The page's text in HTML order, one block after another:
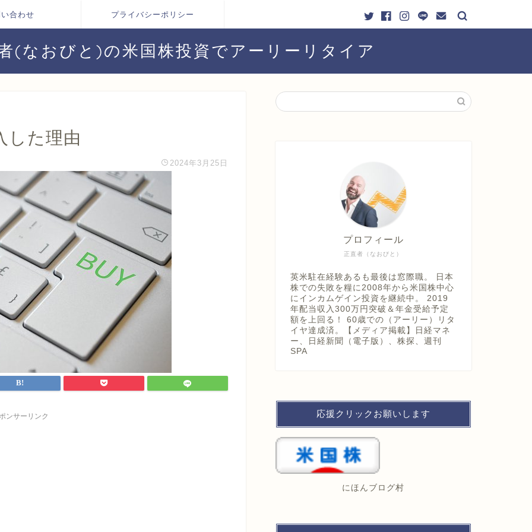
合わせ プライバシーポリシー
(なおびと)の米国株投資でアーリーリタイア
した理由
2024年3月25日
ンサーリンク
正直者（なおびと）
プロフィール
英米駐在経験あるも最後は窓際職。 日本
株での失敗を糧に2008年から米国株中心
にインカムゲイン投資を継続中。 2019
年配当収入300万円突破＆年金受給予定
額を上回る！ 60歳での（アーリー）リタ
イヤ達成済。【メディア掲載】日経マネ
ー、日経新聞（電子版）、株探、週刊
SPA
応援クリックお願いします
にほんブログ村